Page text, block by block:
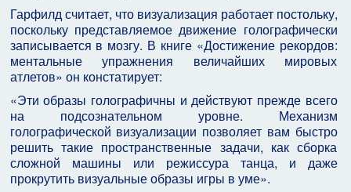
Гарфилд считает, что визуализация работает постольку,
поскольку представляемое движение голографически
записывается в мозгу. В книге «Достижение рекордов:
ментальные упражнения величайших мировых
атлетов» он констатирует:
«Эти образы голографичны и действуют прежде всего
на подсознательном уровне. Механизм
голографической визуализации позволяет вам быстро
решить такие пространственные задачи, как сборка
сложной машины или режиссура танца, и даже
прокрутить визуальные образы игры в уме».